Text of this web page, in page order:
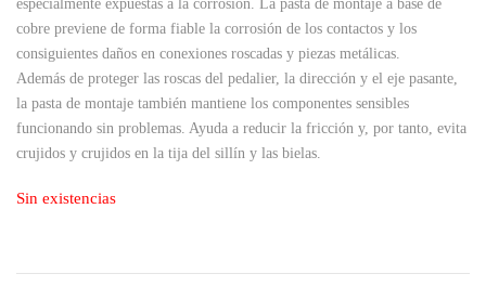
especialmente expuestas a la corrosión. La pasta de montaje a base de
cobre previene de forma fiable la corrosión de los contactos y los
consiguientes daños en conexiones roscadas y piezas metálicas.
Además de proteger las roscas del pedalier, la dirección y el eje pasante,
la pasta de montaje también mantiene los componentes sensibles
funcionando sin problemas. Ayuda a reducir la fricción y, por tanto, evita
crujidos y crujidos en la tija del sillín y las bielas.
Sin existencias